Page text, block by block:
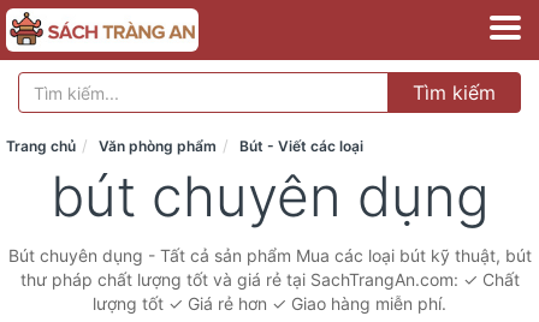
Tìm kiếm
Trang chủ Văn phòng phẩm Bút - Viết các loại
bút chuyên dụng
Bút chuyên dụng - Tất cả sản phẩm Mua các loại bút kỹ thuật, bút
thư pháp chất lượng tốt và giá rẻ tại SachTrangAn.com: ✓ Chất
lượng tốt ✓ Giá rẻ hơn ✓ Giao hàng miễn phí.